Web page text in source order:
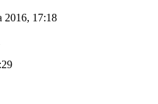
2016, 17:18